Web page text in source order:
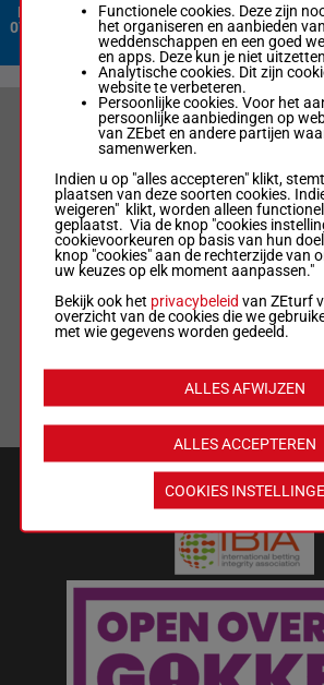
Nederland:
070 3380 365
VERANTWOORD WEDDEN &
LIMIETEN &
ALGEMENE
WEDREGELS &
VEILIGHEID EN
Wat kost gokken jou?
Functionele cookies. Deze zijn
het organiseren en aanbieden van
weddenschappen en een goed
en apps. Deze kun je niet
Analytische cookies. Dit zijn
website te verbeteren.
Persoonlijke cookies. Voor het
persoonlijke aanbiedingen op
van ZEbet en andere partijen
samenwerken.
Indien u op "alles accepteren" klikt,
plaatsen van deze soorten cookies.
weigeren" klikt, worden alleen
geplaatst. Via de knop "cookies
cookievoorkeuren op basis van hun
knop "cookies" aan de rechterzijde van
uw keuzes op elk moment aanpassen."
Bekijk ook het privacybeleid van ZEturf
overzicht van de cookies die we
met wie gegevens worden gedeeld.
ALLES ACCEPTEREN
ALLES AFWIJZEN
COOKIES